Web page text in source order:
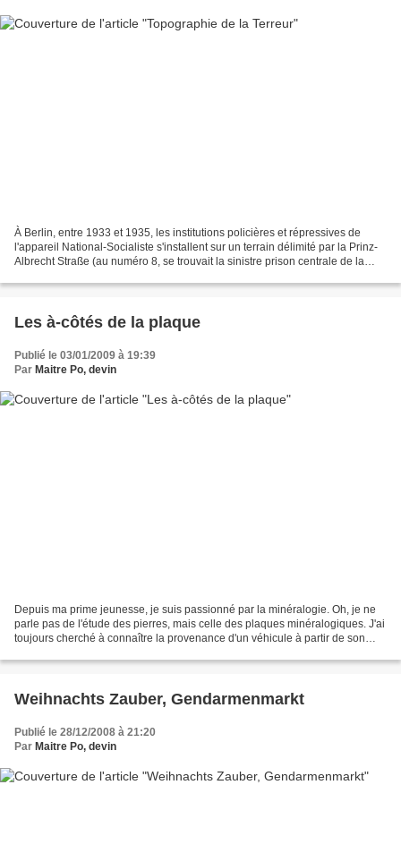
À Berlin, entre 1933 et 1935, les institutions policières et répressives de
l'appareil National-Socialiste s'installent sur un terrain délimité par la Prinz-
Albrecht Straße (au numéro 8, se trouvait la sinistre prison centrale de la
Les à-côtés de la plaque
Publié le 03/01/2009 à 19:39
Par Maitre Po, devin
Depuis ma prime jeunesse, je suis passionné par la minéralogie. Oh, je ne
parle pas de l'étude des pierres, mais celle des plaques minéralogiques. J'ai
toujours cherché à connaître la provenance d'un véhicule à partir de son
Weihnachts Zauber, Gendarmenmarkt
Publié le 28/12/2008 à 21:20
Par Maitre Po, devin